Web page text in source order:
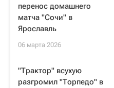
перенос домашнего
матча "Сочи" в
Ярославль
06 марта 2026
"Трактор" всухую
разгромил "Торпедо" в